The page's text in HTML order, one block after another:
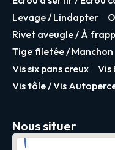
Levage / Lindapter
Rivet aveugle / À
Tige filetée / Manchon
Vis six pans creux
Vis
Vis tôle / Vis
Nous situer